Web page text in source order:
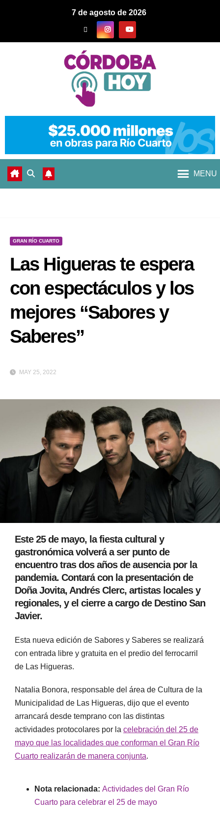
7 de agosto de 2026
MENU
GRAN RÍO CUARTO
Las Higueras te espera
con espectáculos y los
mejores “Sabores y
Saberes”
MAY 25, 2022
Este 25 de mayo, la fiesta cultural y
gastronómica volverá a ser punto de
encuentro tras dos años de ausencia por la
pandemia. Contará con la presentación de
Doña Jovita, Andrés Clerc, artistas locales y
regionales, y el cierre a cargo de Destino San
Javier.
Esta nueva edición de Sabores y Saberes se realizará
con entrada libre y gratuita en el predio del ferrocarril
de Las Higueras.
Natalia Bonora, responsable del área de Cultura de la
Municipalidad de Las Higueras, dijo que el evento
arrancará desde temprano con las distintas
actividades protocolares por la celebración del 25 de
mayo que las localidades que conforman el Gran Río
Cuarto realizarán de manera conjunta.
Nota relacionada: Actividades del Gran Río
Cuarto para celebrar el 25 de mayo